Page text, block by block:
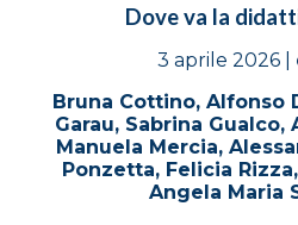
Dove va la
3 aprile 2026 |
Bruna Cottino, Alfonso
Garau, Sabrina Gualco,
Manuela Mercia,
Ponzetta, Felicia
Angela Maria